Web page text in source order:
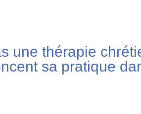
une thérapie
sa pratique